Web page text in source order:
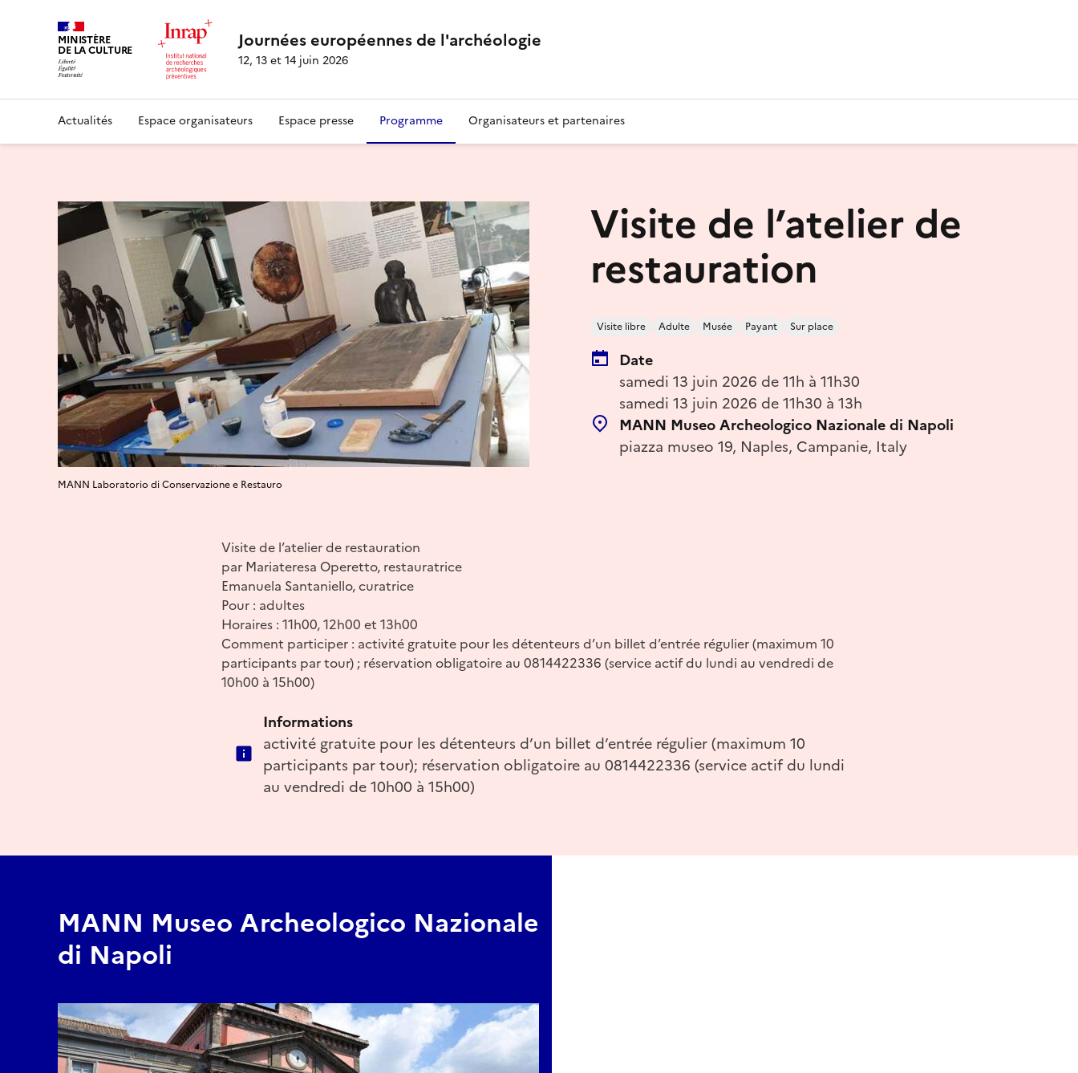
MINISTÈRE
DE LA CULTURE Journées européennes de l'archéologie
12, 13 et 14 juin 2026
Actualités Espace organisateurs Espace presse Programme Organisateurs et partenaires
Visite de l’atelier de
restauration
Visite libre Adulte Musée Payant Sur place
Date
samedi 13 juin 2026 de 11h à 11h30
samedi 13 juin 2026 de 11h30 à 13h
MANN Museo Archeologico Nazionale di Napoli
piazza museo 19, Naples, Campanie, Italy
MANN Laboratorio di Conservazione e Restauro
Visite de l’atelier de restauration
par Mariateresa Operetto, restauratrice
Emanuela Santaniello, curatrice
Pour : adultes
Horaires : 11h00, 12h00 et 13h00
Comment participer : activité gratuite pour les détenteurs d’un billet d’entrée régulier (maximum 10
participants par tour) ; réservation obligatoire au 0814422336 (service actif du lundi au vendredi de
10h00 à 15h00)
Informations
activité gratuite pour les détenteurs d’un billet d’entrée régulier (maximum 10
participants par tour); réservation obligatoire au 0814422336 (service actif du lundi
au vendredi de 10h00 à 15h00)
MANN Museo Archeologico Nazionale
di Napoli